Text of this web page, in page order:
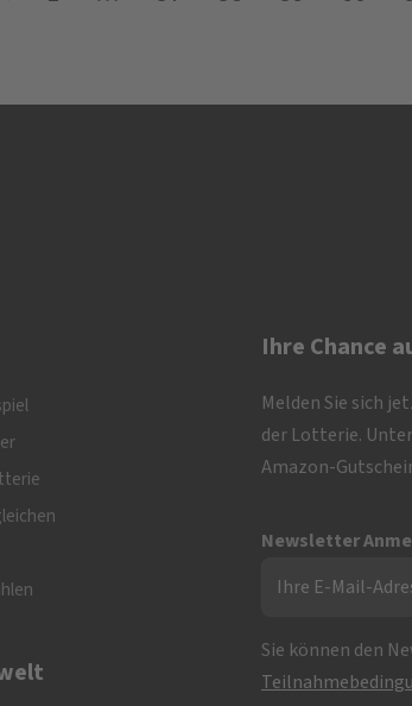
Ihre Chance
Melden Sie sich
der Lotterie.
Amazon-
Newsletter
Sie können den